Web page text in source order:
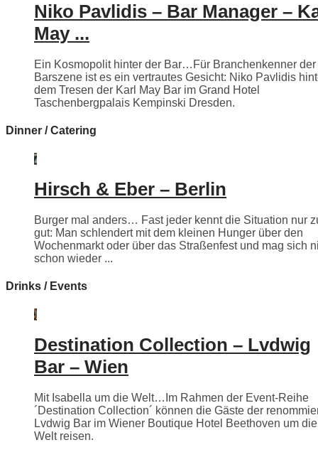
Niko Pavlidis – Bar Manager –
May ...
Ein Kosmopolit hinter der Bar…Für Branchenkenner der
Barszene ist es ein vertrautes Gesicht: Niko Pavlidis
dem Tresen der Karl May Bar im Grand Hotel
Taschenbergpalais Kempinski Dresden.
Dinner / Catering
Hirsch & Eber – Berlin
Burger mal anders… Fast jeder kennt die Situation nur
gut: Man schlendert mit dem kleinen Hunger über den
Wochenmarkt oder über das Straßenfest und mag sich
schon wieder ...
Drinks / Events
Destination Collection – Lvdwig
Bar – Wien
Mit Isabella um die Welt…Im Rahmen der Event-Reihe
´Destination Collection´ können die Gäste der
Lvdwig Bar im Wiener Boutique Hotel Beethoven um die
Welt reisen.